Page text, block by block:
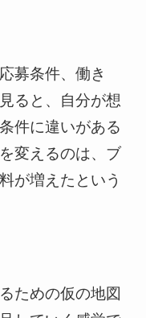
募条件、働き
ると、自分が想
件に違いがある
変えるのは、ブ
が増えたという
ための仮の地図